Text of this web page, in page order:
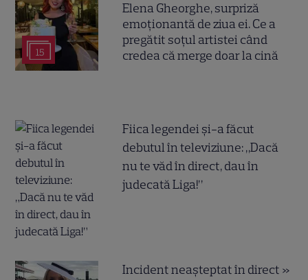
15
Elena Gheorghe, surpriză
emoționantă de ziua ei. Ce a
pregătit soțul artistei când
credea că merge doar la cină
Fiica legendei și-a făcut
debutul în televiziune: „Dacă
nu te văd în direct, dau în
judecată Liga!”
Incident neașteptat în direct »